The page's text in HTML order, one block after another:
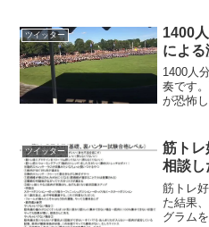
ツイッター
1400
によ
1400人
奏です
が恐怖
ツイッター
筋トレ
相談し
筋トレ
た結果
グラム